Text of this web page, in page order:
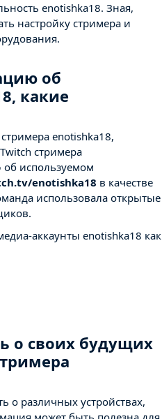
enotishka18. Зная,
настройку стримера и
об
какие
enotishka18,
стримера
используемом
enotishka18 в качестве
использовала открытые
аккаунты enotishka18 как
о своих будущих
о различных устройствах,